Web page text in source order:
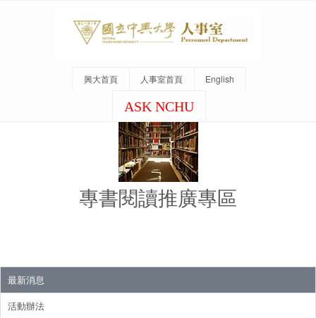
興大首頁 人事室首頁 English
ASK NCHU
專書閱讀推廣專區
最新消息
活動辦法